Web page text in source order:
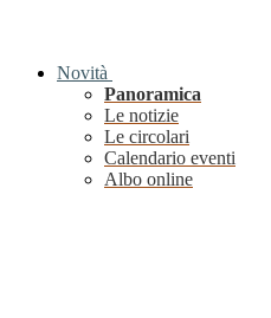
Novità
Panoramica
Le notizie
Le circolari
Calendario eventi
Albo online